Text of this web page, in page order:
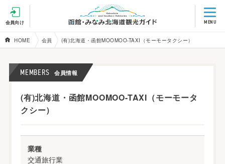
MENU
会員向け
HOME 会員 (有)北海道・函館MOOMOO-TAXI（モーモータクシー）
MEMBERS 会員情報
(有)北海道・函館MOOMOO-TAXI（モーモータ
クシー）
業種
交通旅行業